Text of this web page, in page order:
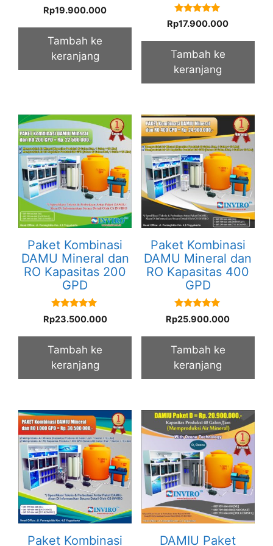
5.00
out of 5
Rp19.900.000
Tambah ke
keranjang
5.00
out of 5
Rp17.900.000
Tambah ke
keranjang
Paket Kombinasi
DAMU Mineral dan
RO Kapasitas 200
GPD
5.00
out of 5
Rp23.500.000
Tambah ke
keranjang
Paket Kombinasi
DAMU Mineral dan
RO Kapasitas 400
GPD
5.00
out of 5
Rp25.900.000
Tambah ke
keranjang
Paket Kombinasi
DAMIU Paket